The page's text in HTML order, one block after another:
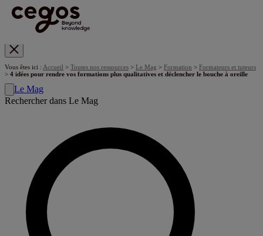
Vous êtes ici : Accueil > Toutes nos ressources > Le Mag > Formation > Formateurs et tuteurs
> 4 idées pour rendre vos formations plus qualitatives et déclencher le bouche à oreille
Le Mag
Rechercher dans Le Mag